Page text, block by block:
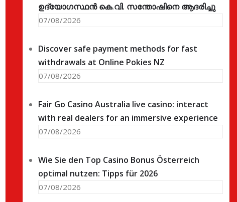
ഉദ്യോഗസ്ഥൻ കെ.വി. സന്തോഷിനെ ആദരിച്ചു
07/08/2026
Discover safe payment methods for fast
withdrawals at Online Pokies NZ
07/08/2026
Fair Go Casino Australia live casino: interact
with real dealers for an immersive experience
07/08/2026
Wie Sie den Top Casino Bonus Österreich
optimal nutzen: Tipps für 2026
07/08/2026